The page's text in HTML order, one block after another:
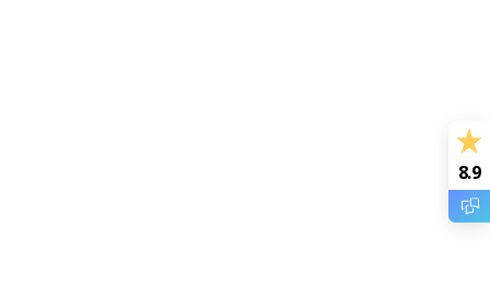
8.9